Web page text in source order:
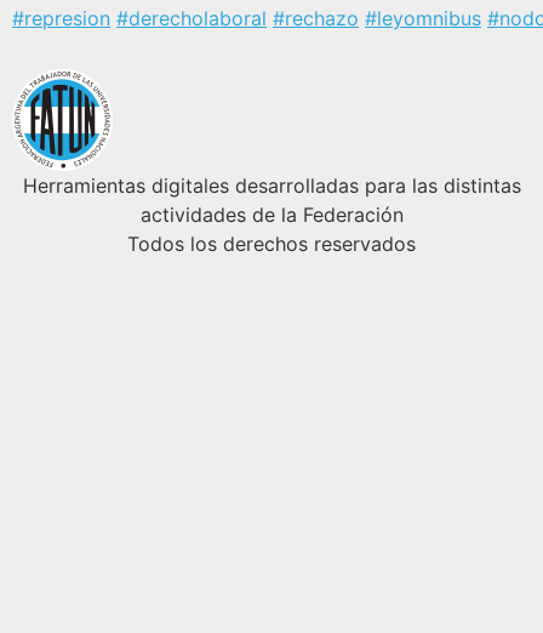
#represion #derecholaboral #rechazo #leyomnibus
Herramientas digitales desarrolladas para las distintas
actividades de la Federación
Todos los derechos reservados